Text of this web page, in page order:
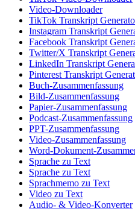
Video-Downloader
TikTok Transkript
Instagram Transkript
Facebook Transkript
Twitter/X Transkript
LinkedIn Transkript
Pinterest Transkript
Buch-Zusammenfassung
Bild-Zusammenfassung
Papier-Zusammenfassung
Podcast-Zusammenfassung
PPT-Zusammenfassung
Video-Zusammenfassung
Word-Dokument-
Sprache zu Text
Sprache zu Text
Sprachmemo zu Text
Video zu Text
Audio- & Video-Konverter